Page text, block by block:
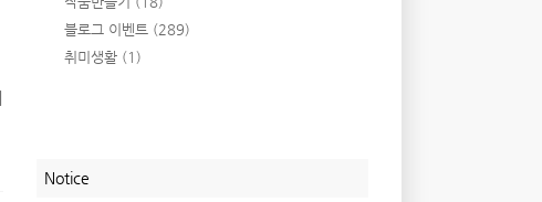
블로그 이벤트 (289)
취미생활 (1)
Notice